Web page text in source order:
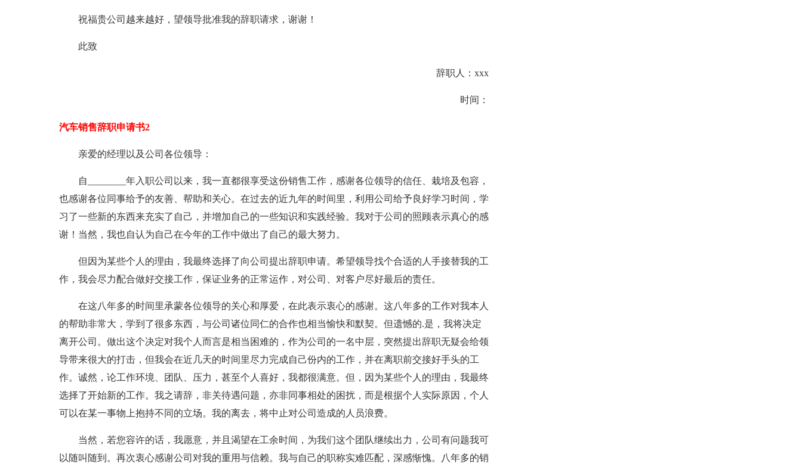
祝福贵公司越来越好，望领导批准我的辞职请求，谢谢！
此致
辞职人：xxx
时间：
汽车销售辞职申请书2
亲爱的经理以及公司各位领导：
自________年入职公司以来，我一直都很享受这份销售工作，感谢各位领导的信任、栽培及包容，
也感谢各位同事给予的友善、帮助和关心。在过去的近九年的时间里，利用公司给予良好学习时间，学
习了一些新的东西来充实了自己，并增加自己的一些知识和实践经验。我对于公司的照顾表示真心的感
谢！当然，我也自认为自己在今年的工作中做出了自己的最大努力。
但因为某些个人的理由，我最终选择了向公司提出辞职申请。希望领导找个合适的人手接替我的工
作，我会尽力配合做好交接工作，保证业务的正常运作，对公司、对客户尽好最后的责任。
在这八年多的时间里承蒙各位领导的关心和厚爱，在此表示衷心的感谢。这八年多的工作对我本人
的帮助非常大，学到了很多东西，与公司诸位同仁的合作也相当愉快和默契。但遗憾的.是，我将决定
离开公司。做出这个决定对我个人而言是相当困难的，作为公司的一名中层，突然提出辞职无疑会给领
导带来很大的打击，但我会在近几天的时间里尽力完成自己份内的工作，并在离职前交接好手头的工
作。诚然，论工作环境、团队、压力，甚至个人喜好，我都很满意。但，因为某些个人的理由，我最终
选择了开始新的工作。我之请辞，非关待遇问题，亦非同事相处的困扰，而是根据个人实际原因，个人
可以在某一事物上抱持不同的立场。我的离去，将中止对公司造成的人员浪费。
当然，若您容许的话，我愿意，并且渴望在工余时间，为我们这个团队继续出力，公司有问题我可
以随叫随到。再次衷心感谢公司对我的重用与信赖。我与自己的职称实难匹配，深感惭愧。八年多的销